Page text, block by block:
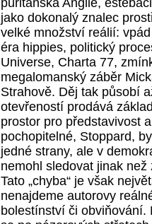
jako dokonalý znalec
velké množství reálií:
éra hippies, politický
Universe, Charta 77,
megalomanský záběr
Strahově. Děj tak působí
otevřeností prodává
prostor pro představivost
pochopitelné, Stoppard,
jedné strany, ale v
nemohl sledovat jinak
Tato „chyba“ je však
nenajdeme autorovy
bolestínství či